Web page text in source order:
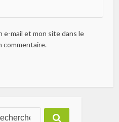
e-mail et mon site dans le
commentaire.